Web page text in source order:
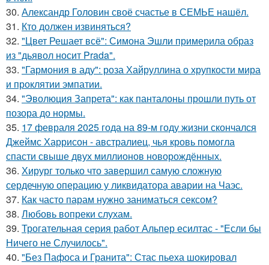
30. Александр Головин своё счастье в СЕМЬЕ нашёл.
31. Кто должен извиняться?
32. "Цвет Решает всё": Симона Эшли примерила образ
из "дьявол носит Prada".
33. "Гармония в аду": роза Хайруллина о хрупкости мира
и проклятии эмпатии.
34. "Эволюция Запрета": как панталоны прошли путь от
позора до нормы.
35. 17 февраля 2025 года на 89-м году жизни скончался
Джеймс Харрисон - австралиец, чья кровь помогла
спасти свыше двух миллионов новорождённых.
36. Хирург только что завершил самую сложную
сердечную операцию у ликвидатора аварии на Чаэс.
37. Как часто парам нужно заниматься сексом?
38. Любовь вопреки слухам.
39. Трогательная серия работ Альпер есилтас - "Если бы
Ничего не Случилось".
40. "Без Пафоса и Гранита": Стас пьеха шокировал